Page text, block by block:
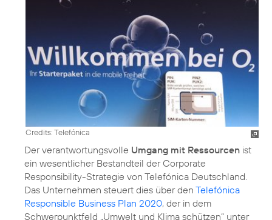
Credits: Telefónica
Der verantwortungsvolle Umgang mit Ressourcen ist
ein wesentlicher Bestandteil der Corporate
Responsibility-Strategie von Telefónica Deutschland.
Das Unternehmen steuert dies über den Telefónica
Responsible Business Plan 2020, der in dem
Schwerpunktfeld „Umwelt und Klima schützen“ unter